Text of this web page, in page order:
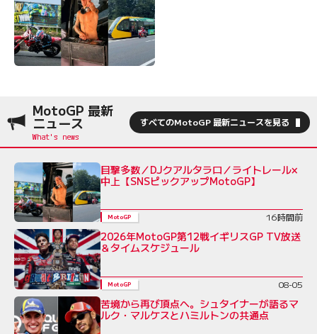
MotoGP 最新
ニュース すべてのMotoGP 最新ニュースを見る
目撃多数／DJクアルタラロ／ライトレール×
中上【SNSピックアップMotoGP】
MotoGP 16時間前
2026年MotoGP第12戦イギリスGP TV放送
＆タイムスケジュール
MotoGP 08-05
苦境から再び頂点へ。シュタイナーが語るマ
ルク・マルケスとハミルトンの共通点